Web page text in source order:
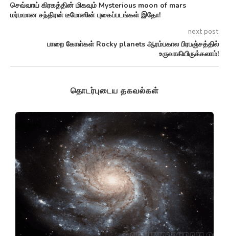
செவ்வாய் கிரகத்தின் மிகவும் Mysterious moon of mars
மர்மமான சந்திரன் டீமோஸின் புகைப்படங்கள் இதோ!
next post
பாறை கோள்கள் Rocky planets ஆரம்பகால பிரபஞ்சத்தில்
உருவாகியிருக்கலாம்!
தொடர்புடைய தகவல்கள்